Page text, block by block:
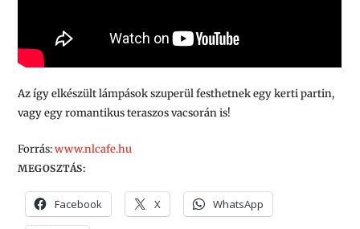
Az így elkészült lámpások szuperül festhetnek egy kerti partin,
vagy egy romantikus teraszos vacsorán is!
Forrás:www.nlcafe.hu
MEGOSZTÁS:
Facebook X WhatsApp